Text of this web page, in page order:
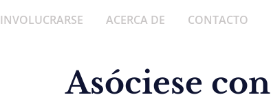
INVOLUCRARSE ACERCA DE CONTACTO
Asóciese con